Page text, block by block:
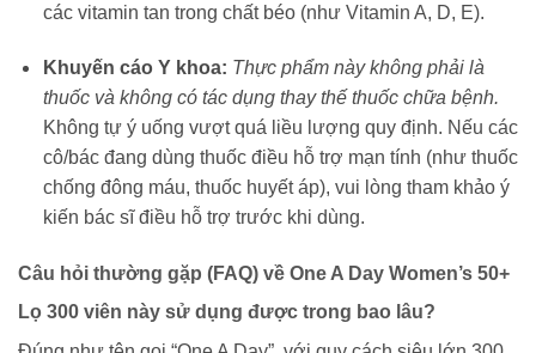
các vitamin tan trong chất béo (như Vitamin A, D, E).
Khuyến cáo Y khoa: Thực phẩm này không phải là
thuốc và không có tác dụng thay thế thuốc chữa bệnh.
Không tự ý uống vượt quá liều lượng quy định. Nếu các
cô/bác đang dùng thuốc điều hỗ trợ mạn tính (như thuốc
chống đông máu, thuốc huyết áp), vui lòng tham khảo ý
kiến bác sĩ điều hỗ trợ trước khi dùng.
Câu hỏi thường gặp (FAQ) về One A Day Women’s 50+
Lọ 300 viên này sử dụng được trong bao lâu?